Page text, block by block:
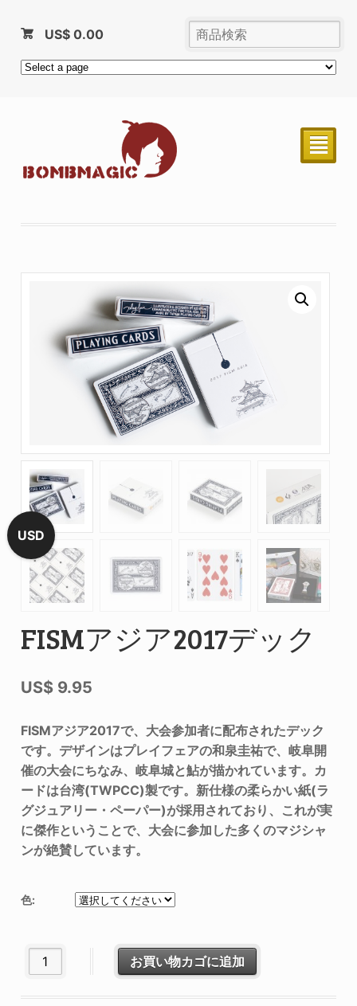
US$0.00
²
FISMアジア2017デック
US$9.95
FISMアジア2017で、大会参加者に配布されたデック
です。デザインはプレイフェアの和泉圭祐で、岐阜開
催の大会にちなみ、岐阜城と鮎が描かれています。カ
ードは台湾(TWPCC)製です。新仕様の柔らかい紙(ラ
グジュアリー・ペーパー)が採用されており、これが実
に傑作ということで、大会に参加した多くのマジシャ
ンが絶賛しています。
色:
FISMアジア2017デック個お買い物カゴに追加
USD